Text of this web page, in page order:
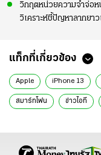
วิกฤตหน่วยความจำจ่อ
วิเคราะห์ชี้ปัญหาลากยา
แท็กที่เกี่ยวข้อง
Apple iPhone 13
สมาร์ทโฟน ข่าวไอที